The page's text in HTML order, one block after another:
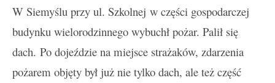
W Siemyślu przy ul. Szkolnej w części gospodarczej
budynku wielorodzinnego wybuchł pożar. Palił się
dach. Po dojeździe na miejsce strażaków, zdarzenia
pożarem objęty był już nie tylko dach, ale też część